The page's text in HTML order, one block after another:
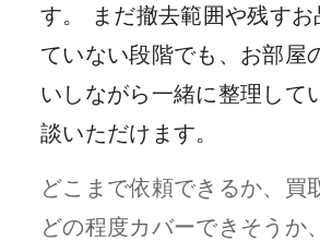
す。 まだ撤去範囲や残すお
ていない段階でも、お部屋
いしながら一緒に整理して
談いただけます。
どこまで依頼できるか、買
どの程度カバーできそうか